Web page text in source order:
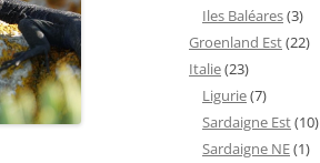
Iles Baléares(3)
Groenland Est(22)
Italie(23)
Ligurie(7)
Sardaigne Est(10)
Sardaigne NE(1)